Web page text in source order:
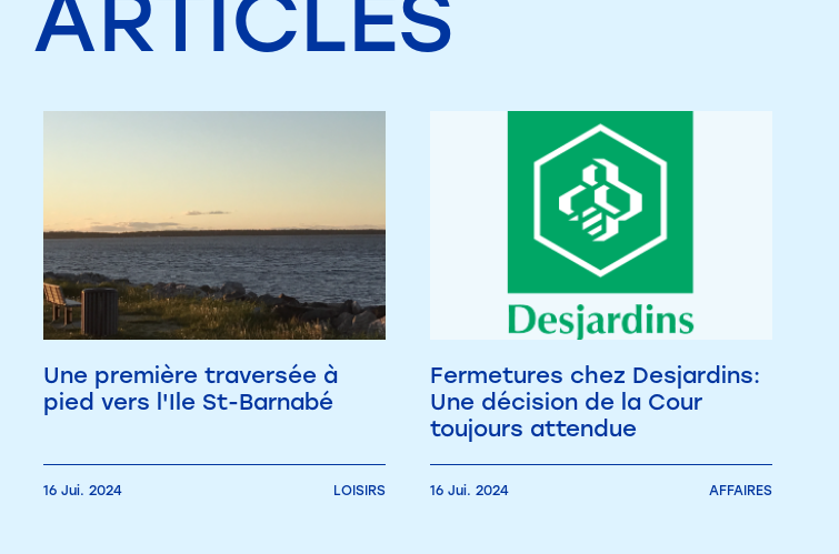
ARTICLES
Une première traversée à
pied vers l'Ile St-Barnabé
16 Jui. 2024 LOISIRS
Fermetures chez Desjardins:
Une décision de la Cour
toujours attendue
16 Jui. 2024 AFFAIRES